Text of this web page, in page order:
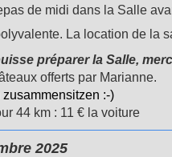
de midi dans la Salle
La location de la
préparer la Salle,
offerts par Marianne.
:-)
44 km : 11 € la voiture
2025